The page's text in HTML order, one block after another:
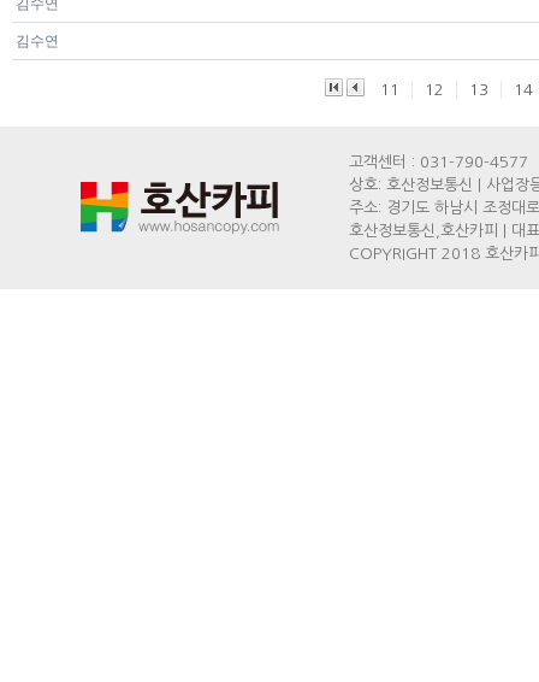
김수연
김수연
11 12 13 14
고객센터 : 031-790-4577
상호: 호산정보통신 | 사업
주소: 경기도 하남시 조정대
호산정보통신,호산카피 | 대
COPYRIGHT 2018 호산카